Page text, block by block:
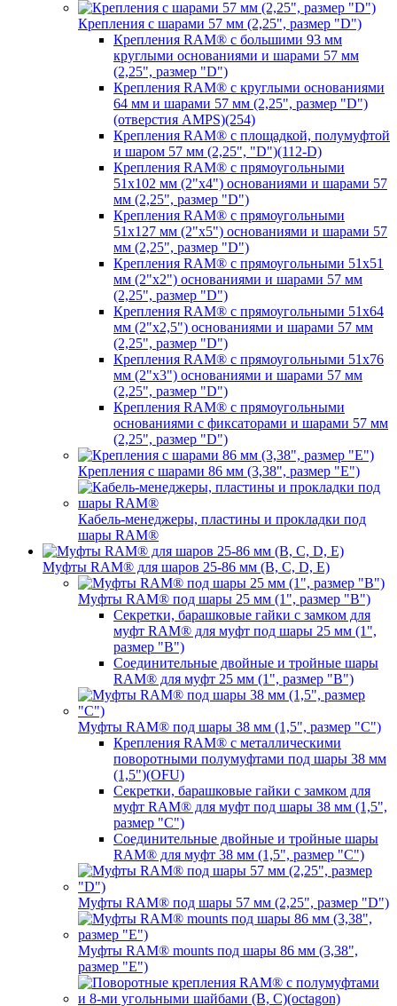
Крепления с шарами 57 мм (2,25", размер "D")
Крепления RAM® с большими 93 мм
круглыми основаниями и шарами 57 мм
(2,25", размер "D")
Крепления RAM® с круглыми основаниями
64 мм и шарами 57 мм (2,25", размер "D")
(отверстия AMPS)(254)
Крепления RAM® с площадкой, полумуфтой
и шаром 57 мм (2,25", "D")(112-D)
Крепления RAM® с прямоугольными
51х102 мм (2"х4") основаниями и шарами 57
мм (2,25", размер "D")
Крепления RAM® с прямоугольными
51х127 мм (2"х5") основаниями и шарами 57
мм (2,25", размер "D")
Крепления RAM® с прямоугольными 51х51
мм (2"х2") основаниями и шарами 57 мм
(2,25", размер "D")
Крепления RAM® с прямоугольными 51х64
мм (2"х2,5") основаниями и шарами 57 мм
(2,25", размер "D")
Крепления RAM® с прямоугольными 51х76
мм (2"х3") основаниями и шарами 57 мм
(2,25", размер "D")
Крепления RAM® с прямоугольными
основаниями с фиксаторами и шарами 57 мм
(2,25", размер "D")
Крепления с шарами 86 мм (3,38", размер "E")
Кабель-менеджеры, пластины и прокладки под
шары RAM®
Муфты RAM® для шаров 25-86 мм (B, C, D, E)
Муфты RAM® под шары 25 мм (1", размер "B")
Секретки, барашковые гайки с замком для
муфт RAM® для муфт под шары 25 мм (1",
размер "B")
Соединительные двойные и тройные шары
RAM® для муфт 25 мм (1", размер "B")
Муфты RAM® под шары 38 мм (1,5", размер "C")
Крепления RAM® с металлическими
поворотными полумуфтами под шары 38 мм
(1,5")(OFU)
Секретки, барашковые гайки с замком для
муфт RAM® для муфт под шары 38 мм (1,5",
размер "C")
Соединительные двойные и тройные шары
RAM® для муфт 38 мм (1,5", размер "C")
Муфты RAM® под шары 57 мм (2,25", размер "D")
Муфты RAM® mounts под шары 86 мм (3,38",
размер "E")